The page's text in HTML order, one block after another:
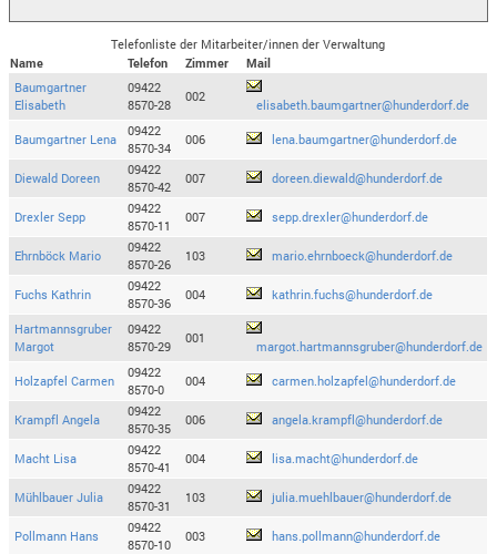
Telefonliste der Mitarbeiter/innen der Verwaltung
Name
Telefon Zimmer
Mail
Baumgartner
Elisabeth
09422
8570-28
002
elisabeth.baumgartner@hunderdorf.de
Baumgartner Lena
09422
8570-34
006 lena.baumgartner@hunderdorf.de
Diewald Doreen
09422
8570-42
007 doreen.diewald@hunderdorf.de
Drexler Sepp
09422
8570-11
007 sepp.drexler@hunderdorf.de
Ehrnböck Mario
09422
8570-26
103 mario.ehrnboeck@hunderdorf.de
Fuchs Kathrin
09422
8570-36
004 kathrin.fuchs@hunderdorf.de
Hartmannsgruber
Margot
09422
8570-29
001
margot.hartmannsgruber@hunderdorf.de
Holzapfel Carmen
09422
8570-0
004 carmen.holzapfel@hunderdorf.de
Krampfl Angela
09422
8570-35
006 angela.krampfl@hunderdorf.de
Macht Lisa
09422
8570-41
004 lisa.macht@hunderdorf.de
Mühlbauer Julia
09422
8570-31
103 julia.muehlbauer@hunderdorf.de
Pollmann Hans
09422
8570-10
003 hans.pollmann@hunderdorf.de